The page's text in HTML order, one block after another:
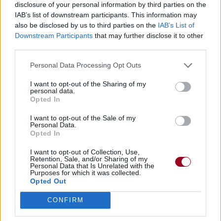
disclosure of your personal information by third parties on the
IAB’s list of downstream participants. This information may
also be disclosed by us to third parties on the IAB’s List of
Downstream Participants that may further disclose it to other
Personal Data Processing Opt Outs
I want to opt-out of the Sharing of my
personal data.
Opted In
I want to opt-out of the Sale of my
Personal Data.
Opted In
I want to opt-out of Collection, Use,
Retention, Sale, and/or Sharing of my
Personal Data that Is Unrelated with the
Purposes for which it was collected.
Opted Out
CONFIRM